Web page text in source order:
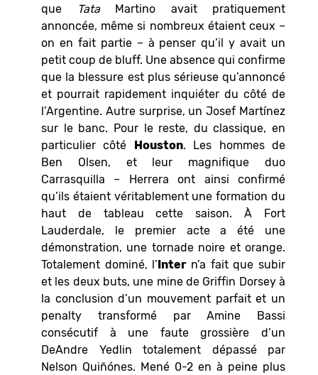
que
TataMartino avait pratiquement
annoncée, même si nombreux étaient ceux –
on en fait partie – à penser qu’il y avait un
petit coup de bluff. Une absence qui confirme
que la blessure est plus sérieuse qu’annoncé
et pourrait rapidement inquiéter du côté de
l’Argentine. Autre surprise, un Josef Martínez
sur le banc. Pour le reste, du classique, en
particulier côté
Houston. Les hommes de
Ben Olsen, et leur magnifique duo
Carrasquilla – Herrera ont ainsi confirmé
qu’ils étaient véritablement une formation du
haut de tableau cette saison. À Fort
Lauderdale, le premier acte a été une
démonstration, une tornade noire et orange.
Totalement dominé, l’ Intern’a fait que subir
et les deux buts, une mine de Griffin Dorsey à
la conclusion d’un mouvement parfait et un
penalty transformé par Amine Bassi
consécutif à une faute grossière d’un
DeAndre Yedlin totalement dépassé par
Nelson Quiñónes. Mené 0-2 en à peine plus